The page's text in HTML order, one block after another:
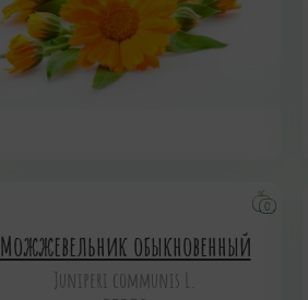
Можжевельник обыкновенный
Juniperi communis L.